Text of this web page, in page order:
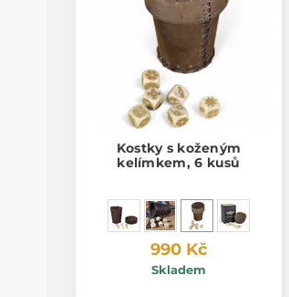
Kostky s koženým
kelímkem, 6 kusů
990 Kč
Skladem